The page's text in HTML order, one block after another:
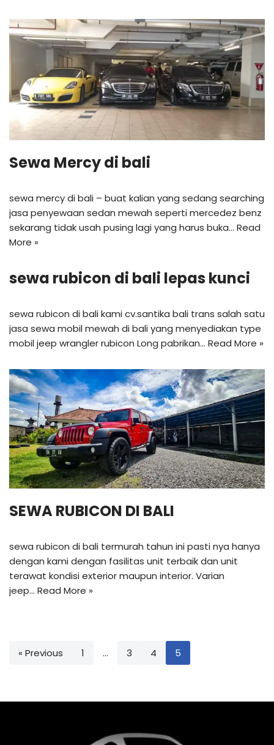
Sewa Mercy di bali
sewa mercy di bali – buat kalian yang sedang searching
jasa penyewaan sedan mewah seperti mercedez benz
sekarang tidak usah pusing lagi yang harus buka… Read
More »
sewa rubicon di bali lepas kunci
sewa rubicon di bali kami cv.santika bali trans salah satu
jasa sewa mobil mewah di bali yang menyediakan type
mobil jeep wrangler rubicon Long pabrikan… Read More »
SEWA RUBICON DI BALI
sewa rubicon di bali termurah tahun ini pasti nya hanya
dengan kami dengan fasilitas unit terbaik dan unit
terawat kondisi exterior maupun interior. Varian
jeep… Read More »
« Previous 1 … 3 4 5